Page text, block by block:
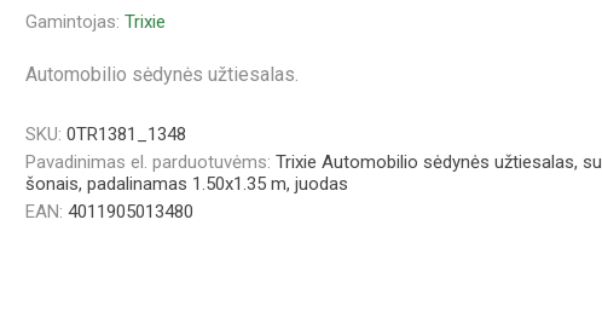
Gamintojas: Trixie
Automobilio sėdynės užtiesalas.
SKU: 0TR1381_1348
Pavadinimas el. parduotuvėms: Trixie Automobilio sėdynės užtiesalas, su
šonais, padalinamas 1.50x1.35 m, juodas
EAN: 4011905013480